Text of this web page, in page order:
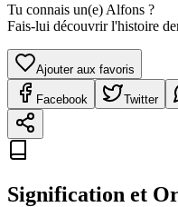
Tu connais un(e) Alfons ?
Fais-lui découvrir l'histoire
Ajouter aux favoris
Facebook Twitter
Signification et